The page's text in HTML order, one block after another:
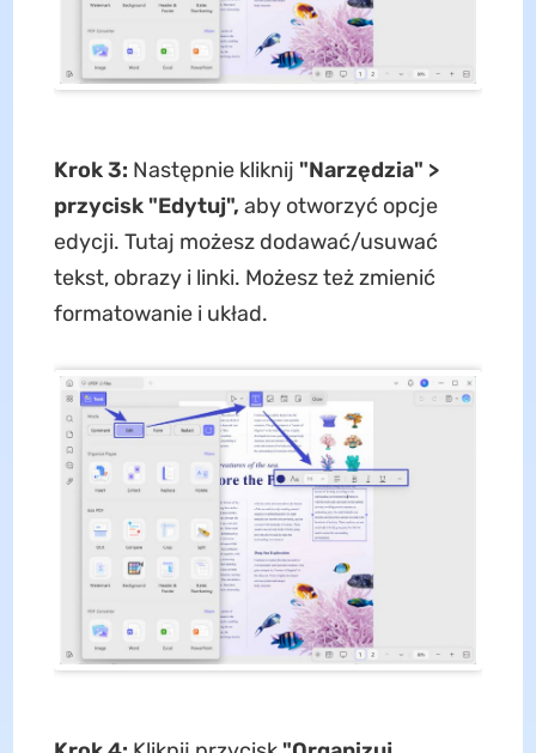
Krok 3: Następnie kliknij "Narzędzia" >
przycisk "Edytuj", aby otworzyć opcje
edycji. Tutaj możesz dodawać/usuwać
tekst, obrazy i linki. Możesz też zmienić
formatowanie i układ.